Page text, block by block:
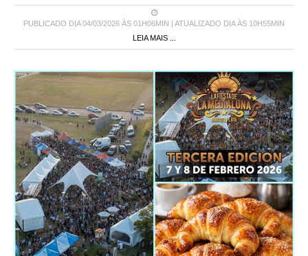
PUBLICADO DIA 04/03/2026 ÀS 01H06MIN | ATUALIZADO DIA ÀS 10H55MIN
LEIA MAIS ...